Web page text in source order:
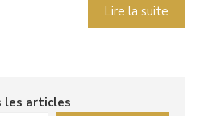
Lire la suite
les articles